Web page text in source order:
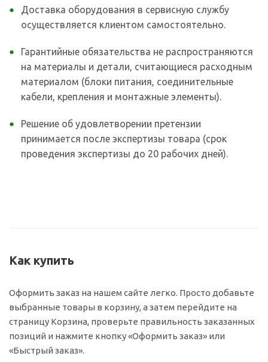
Доставка оборудования в сервисную службу
осуществляется клиентом самостоятельно.
Гарантийные обязательства не распространяются
на материалы и детали, считающиеся расходным
материалом (блоки питания, соединительные
кабели, крепления и монтажные элементы).
Решение об удовлетворении претензии
принимается после экспертизы товара (срок
проведения экспертизы до 20 рабочих дней).
Как купить
Оформить заказ на нашем сайте легко. Просто добавьте
выбранные товары в корзину, а затем перейдите на
страницу Корзина, проверьте правильность заказанных
позиций и нажмите кнопку «Оформить заказ» или
«Быстрый заказ».